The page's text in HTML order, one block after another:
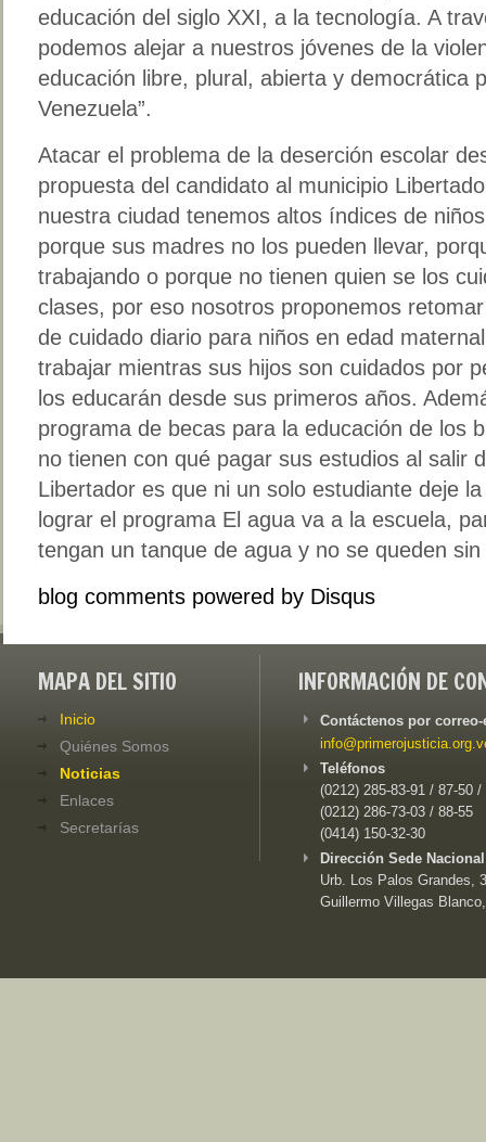
educación del siglo XXI, a la tecnología. A
podemos alejar a nuestros jóvenes de la
educación libre, plural, abierta y democrática
Venezuela”.
Atacar el problema de la deserción escolar
propuesta del candidato al municipio
nuestra ciudad tenemos altos índices de
porque sus madres no los pueden llevar,
trabajando o porque no tienen quien se los
clases, por eso nosotros proponemos
de cuidado diario para niños en edad
trabajar mientras sus hijos son cuidados por
los educarán desde sus primeros años.
programa de becas para la educación de los
no tienen con qué pagar sus estudios al salir
Libertador es que ni un solo estudiante deje
lograr el programa El agua va a la escuela,
tengan un tanque de agua y no se queden sin
blog comments powered by Disqus
MAPA DEL SITIO
Inicio
Quiénes Somos
Noticias
Enlaces
Secretarías
INFORMACIÓN DE
Contáctenos por
Teléfonos
(0212) 285-83-91 / 87-50 /
(0212) 286-73-03 / 88-55
(0414) 150-32-30
Dirección Sede
Urb. Los Palos Grandes,
Guillermo Villegas